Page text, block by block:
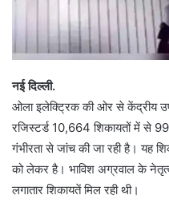
नई दिल्ली.
ओला इलेक्ट्रिक की ओर से केंद्रीय
रजिस्टर्ड 10,664 शिकायतों में से
गंभीरता से जांच की जा रही है। यह
को लेकर है। भाविश अग्रवाल के
लगातार शिकायतें मिल रही थी।